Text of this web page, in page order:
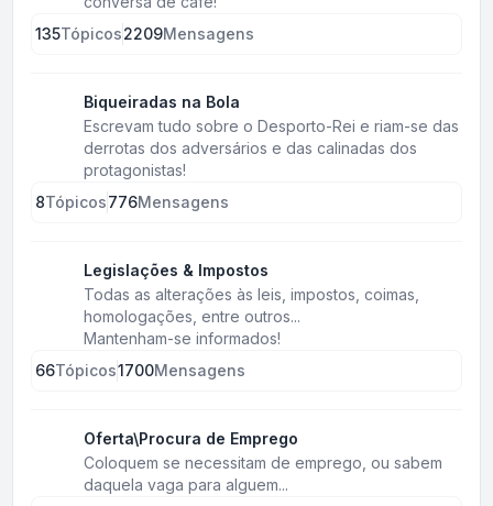
135Tópicos2209Mensagens
Biqueiradas na Bola
Escrevam tudo sobre o Desporto-Rei e riam-se das
derrotas dos adversários e das calinadas dos
protagonistas!
8Tópicos776Mensagens
Legislações & Impostos
Todas as alterações às leis, impostos, coimas,
homologações, entre outros...
Mantenham-se informados!
66Tópicos1700Mensagens
Oferta\Procura de Emprego
Coloquem se necessitam de emprego, ou sabem
daquela vaga para alguem...